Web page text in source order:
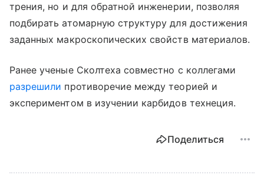
трения, но и для обратной инженерии, позволяя
подбирать атомарную структуру для достижения
заданных макроскопических свойств материалов.
Ранее ученые Сколтеха совместно с коллегами
разрешили противоречие между теорией и
экспериментом в изучении карбидов технеция.
Поделиться